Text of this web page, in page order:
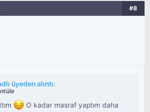
#8
üyeden alıntı:
O kadar masraf yaptım daha